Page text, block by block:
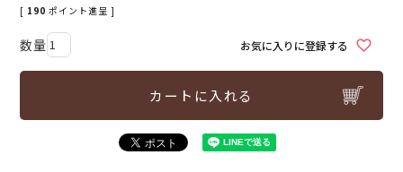
[ 190 ポイント進呈 ]
お気に入りに登録する
カートに入れる